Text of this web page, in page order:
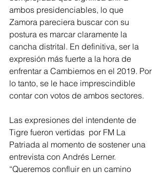
ambos presidenciables, lo que
Zamora pareciera buscar con su
postura es marcar claramente la
cancha distrital. En definitiva, ser la
expresión más fuerte a la hora de
enfrentar a Cambiemos en el 2019. Por
lo tanto, se le hace imprescindible
contar con votos de ambos sectores.
Las expresiones del intendente de
Tigre fueron vertidas  por FM La
Patriada al momento de sostener una
entrevista con Andrés Lerner.
“Queremos confluir en un camino